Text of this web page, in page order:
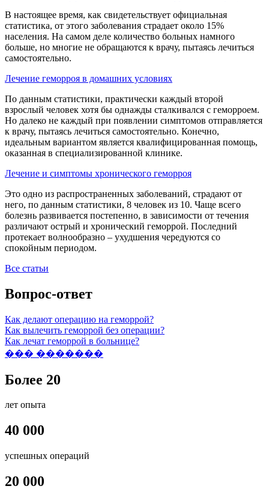
В настоящее время, как свидетельствует официальная
статистика, от этого заболевания страдает около 15%
населения. На самом деле количество больных намного
больше, но многие не обращаются к врачу, пытаясь лечиться
самостоятельно.
Лечение геморроя в домашних условиях
По данным статистики, практически каждый второй
взрослый человек хотя бы однажды сталкивался с геморроем.
Но далеко не каждый при появлении симптомов отправляется
к врачу, пытаясь лечиться самостоятельно. Конечно,
идеальным вариантом является квалифицированная помощь,
оказанная в специализированной клинике.
Лечение и симптомы хронического геморроя
Это одно из распространенных заболеваний, страдают от
него, по данным статистики, 8 человек из 10. Чаще всего
болезнь развивается постепенно, в зависимости от течения
различают острый и хронический геморрой. Последний
протекает волнообразно – ухудшения чередуются со
спокойным периодом.
Все статьи
Вопрос-ответ
Как делают операцию на геморрой?
Как вылечить геморрой без операции?
Как лечат геморрой в больнице?
��� �������
Более 20
лет опыта
40 000
успешных операций
20 000